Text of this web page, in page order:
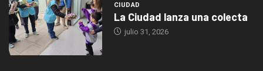
CIUDAD
La Ciudad lanza una colecta
julio 31, 2026